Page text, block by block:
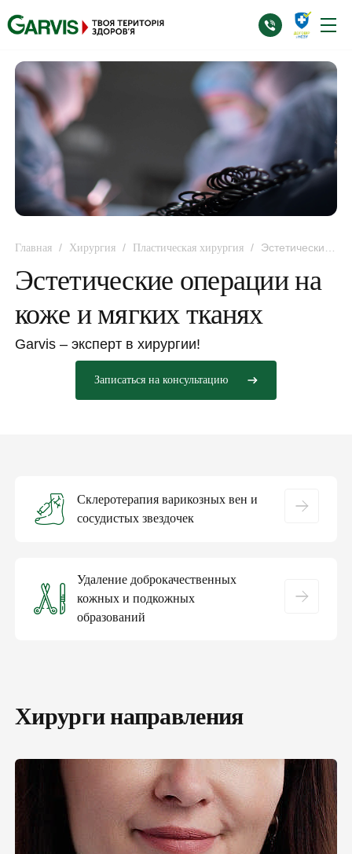
Главная / Хирургия / Пластическая хирургия /
Эстетические
Эстетические операции на
коже и мягких тканях
Garvis – эксперт в хирургии!
Записаться на консультацию
Склеротерапия варикозных вен и
сосудистых звездочек
Удаление доброкачественных
кожных и подкожных
образований
Хирурги направления